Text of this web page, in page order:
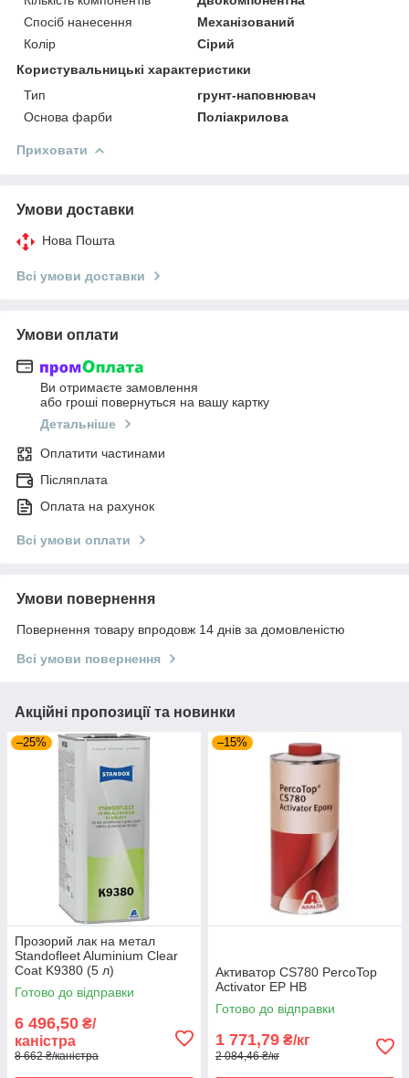
Спосіб нанесення
Механізований
Колір
Сірий
Користувальницькі характеристики
Тип
грунт-наповнювач
Основа фарби
Поліакрилова
Приховати
Умови доставки
Нова Пошта
Всі умови доставки
Умови оплати
Ви отримаєте замовлення
або гроші повернуться на вашу картку
Детальніше
Оплатити частинами
Післяплата
Оплата на рахунок
Всі умови оплати
Умови повернення
Повернення товару впродовж 14 днів за домовленістю
Всі умови повернення
Акційні пропозиції та новинки
–25%
Прозорий лак на метал
Standofleet Aluminium Clear
Coat K9380 (5 л)
Готово до відправки
6 496,50 ₴/
каністра
8 662 ₴/каністра
–15%
Активатор CS780 PercoTop
Activator EP HB
Готово до відправки
1 771,79 ₴/кг
2 084,46 ₴/кг